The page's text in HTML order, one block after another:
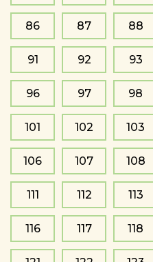
86 87 88
91 92 93
96 97 98
101 102 103
106 107 108
111 112 113
116 117 118